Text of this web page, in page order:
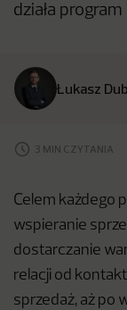
działa
Łukasz
3 MIN CZYTANIA
Celem każdego
wspieranie
dostarczanie
relacji od
sprzedaż, aż po